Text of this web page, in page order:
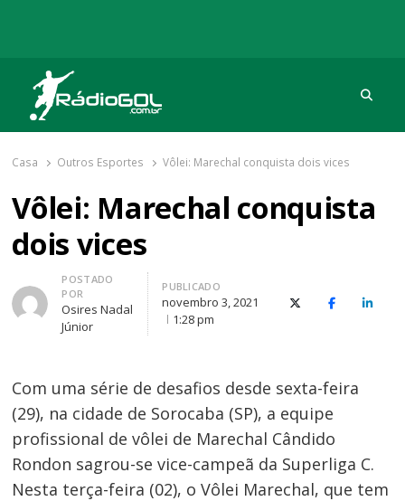
Rádio Gol
Há mais de 20 anos com as melhores coberturas
Casa Outros Esportes Vôlei: Marechal conquista dois vices
Vôlei: Marechal conquista
dois vices
Autor
POSTADO
POR
Osires Nadal
Júnior
PUBLICADO
novembro 3, 2021
1:28 pm
X (Twitter)Facebook
O
Com uma série de desafios desde sexta-feira
(29), na cidade de Sorocaba (SP), a equipe
profissional de vôlei de Marechal Cândido
Rondon sagrou-se vice-campeã da Superliga C.
Nesta terça-feira (02), o Vôlei Marechal, que tem